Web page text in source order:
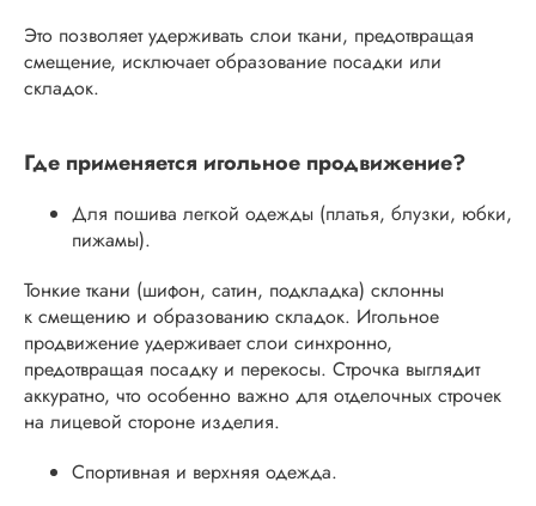
Это позволяет удерживать слои ткани, предотвращая
смещение, исключает образование посадки или
складок.
Где применяется игольное продвижение?
Для пошива легкой одежды (платья, блузки, юбки,
пижамы).
Тонкие ткани (шифон, сатин, подкладка) склонны
к смещению и образованию складок. Игольное
продвижение удерживает слои синхронно,
предотвращая посадку и перекосы. Строчка выглядит
аккуратно, что особенно важно для отделочных строчек
на лицевой стороне изделия.
Спортивная и верхняя одежда.